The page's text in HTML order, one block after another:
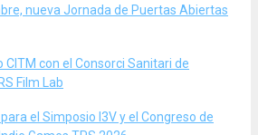
nueva Jornada de Puertas Abiertas
CITM con el Consorci Sanitari de
Film Lab
el Simposio I3V y el Congreso de